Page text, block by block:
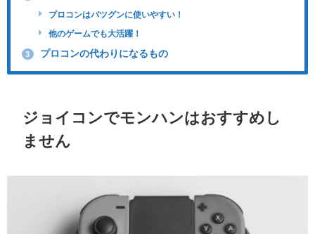
プロコンはバツグンに使いやすい！
他のゲームでも大活躍！
3 プロコンの代わりになるもの
ジョイコンでモンハンはおすすめし
ません